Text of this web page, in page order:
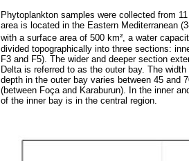
Phytoplankton samples were collected from
area is located in the Eastern Mediterranean
with a surface area of 500 km², a water
divided topographically into three sections:
F3 and F5). The wider and deeper section
Delta is referred to as the outer bay. The
depth in the outer bay varies between 45 and
(between Foça and Karaburun). In the inner
of the inner bay is in the central region.